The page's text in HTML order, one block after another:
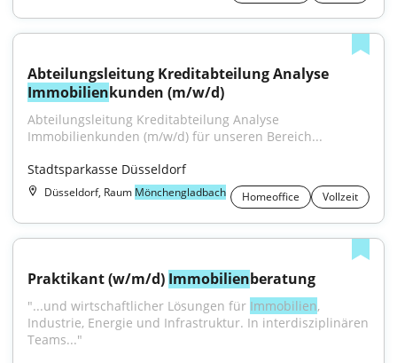
Immobilienkunden (m/w/d)
Abteilungsleitung Kreditabteilung Analyse
Immobilienkunden (m/w/d) für unseren Bereich...
Stadtsparkasse Düsseldorf
Düsseldorf, Raum Mönchengladbach Homeoffice Vollzeit
Praktikant (w/m/d) Immobilienberatung
"...und wirtschaftlicher Lösungen für Immobilien,
Industrie, Energie und Infrastruktur. In interdisziplinären
Teams..."